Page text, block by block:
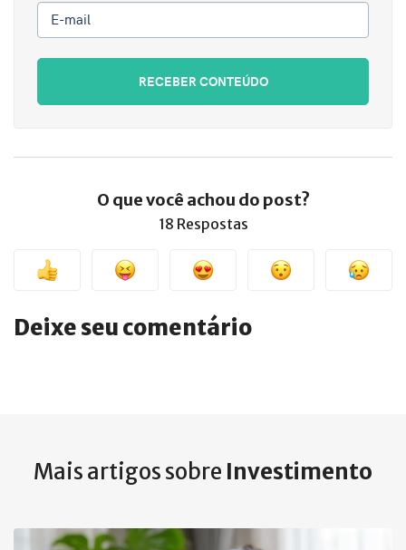
E-mail
RECEBER CONTEÚDO
O que você achou do post?
18 Respostas
Deixe seu comentário
Mais artigos sobre Investimento